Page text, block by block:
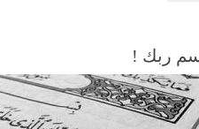
ربك !